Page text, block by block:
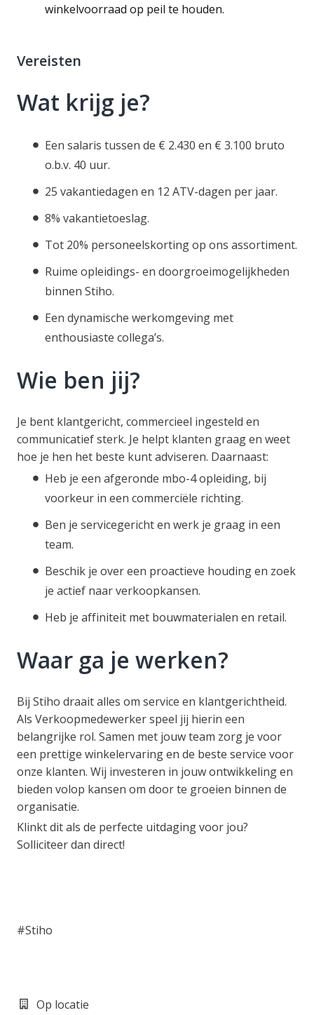
winkelvoorraad op peil te houden.
Vereisten
Wat krijg je?
Een salaris tussen de € 2.430 en € 3.100 bruto
o.b.v. 40 uur.
25 vakantiedagen en 12 ATV-dagen per jaar.
8% vakantietoeslag.
Tot 20% personeelskorting op ons assortiment.
Ruime opleidings- en doorgroeimogelijkheden
binnen Stiho.
Een dynamische werkomgeving met
enthousiaste collega’s.
Wie ben jij?
Je bent klantgericht, commercieel ingesteld en
communicatief sterk. Je helpt klanten graag en weet
hoe je hen het beste kunt adviseren. Daarnaast:
Heb je een afgeronde mbo-4 opleiding, bij
voorkeur in een commerciële richting.
Ben je servicegericht en werk je graag in een
team.
Beschik je over een proactieve houding en zoek
je actief naar verkoopkansen.
Heb je affiniteit met bouwmaterialen en retail.
Waar ga je werken?
Bij Stiho draait alles om service en klantgerichtheid.
Als Verkoopmedewerker speel jij hierin een
belangrijke rol. Samen met jouw team zorg je voor
een prettige winkelervaring en de beste service voor
onze klanten. Wij investeren in jouw ontwikkeling en
bieden volop kansen om door te groeien binnen de
organisatie.
Klinkt dit als de perfecte uitdaging voor jou?
Solliciteer dan direct!
#Stiho
Op locatie